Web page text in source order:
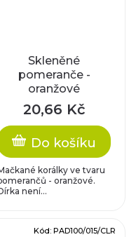
Skleněné
pomeranče -
oranžové
20,66 Kč
Do košíku
korálky ve tvaru
- oranžové.
není...
Kód: PAD100/015/CLR